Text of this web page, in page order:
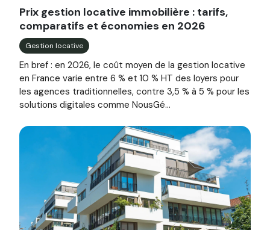
Image illustrant l'article "Prix gestion locative
Prix gestion locative immobilière : tarifs,
comparatifs et économies en 2026
Gestion locative
En bref : en 2026, le coût moyen de la gestion locative
en France varie entre 6 % et 10 % HT des loyers pour
les agences traditionnelles, contre 3,5 % à 5 % pour les
solutions digitales comme NousGé...